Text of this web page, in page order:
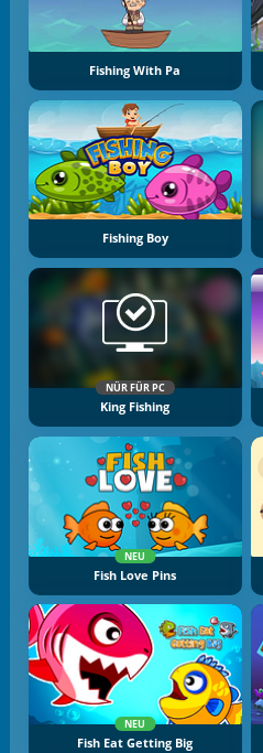
Fishing With Pa
Fishing Boy
NÜR FÜR PC
King Fishing
NEU
Fish Love Pins
NEU
Fish Eat Getting Big